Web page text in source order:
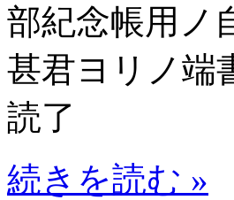
部紀念帳用ノ
甚君ヨリノ端
読了
続きを読む »